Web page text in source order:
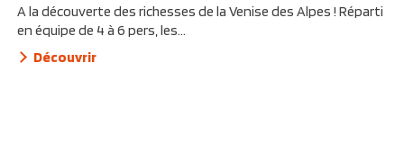
A la découverte des richesses de la Venise des Alpes ! Réparti
en équipe de 4 à 6 pers, les...
Découvrir